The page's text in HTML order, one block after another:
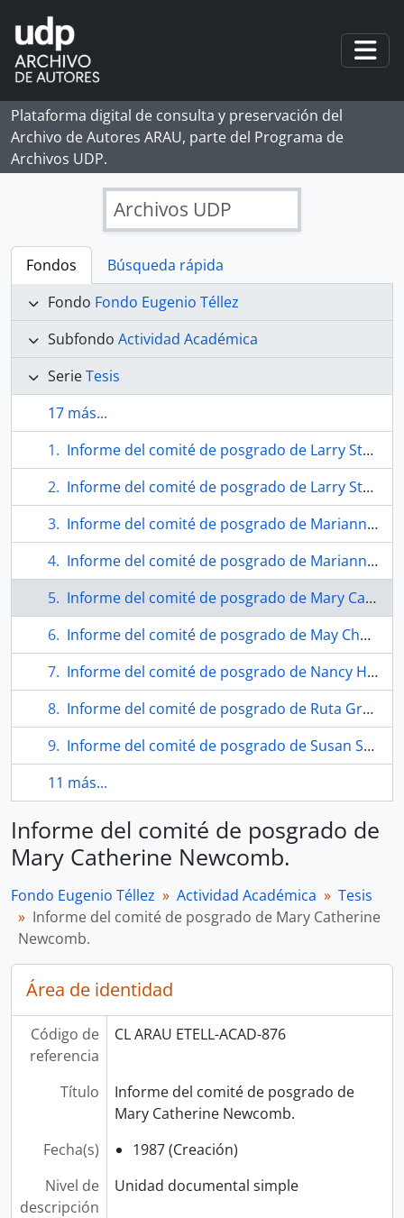
Skip to main content
Plataforma digital de consulta y preservación del
Archivo de Autores ARAU, parte del Programa de
Archivos UDP.
Archivos UDP
Fondos
Búsqueda rápida
Fondo Fondo Eugenio Téllez
Subfondo Actividad Académica
SerieTesis
17 más...
Informe del comité de posgrado de Larry Streicher.
Informe del comité de posgrado de Larry Streicher.
Informe del comité de posgrado de Marianne Neill.
Informe del comité de posgrado de Marianne Neill.
Informe del comité de posgrado de Mary Catherine Newcomb.
Informe del comité de posgrado de May Chan.
Informe del comité de posgrado de Nancy Hatch.
Informe del comité de posgrado de Ruta Gravlejs.
Informe del comité de posgrado de Susan Shantz.
11 más...
Informe del comité de posgrado de
Mary Catherine Newcomb.
Fondo Eugenio Téllez Actividad Académica
Tesis
Informe del comité de posgrado de Mary Catherine
Newcomb.
Área de identidad
Código de
referencia
CL ARAU ETELL-ACAD-876
Título
Informe del comité de posgrado de
Mary Catherine Newcomb.
Fecha(s)
1987 (Creación)
Nivel de
descripción
Unidad documental simple